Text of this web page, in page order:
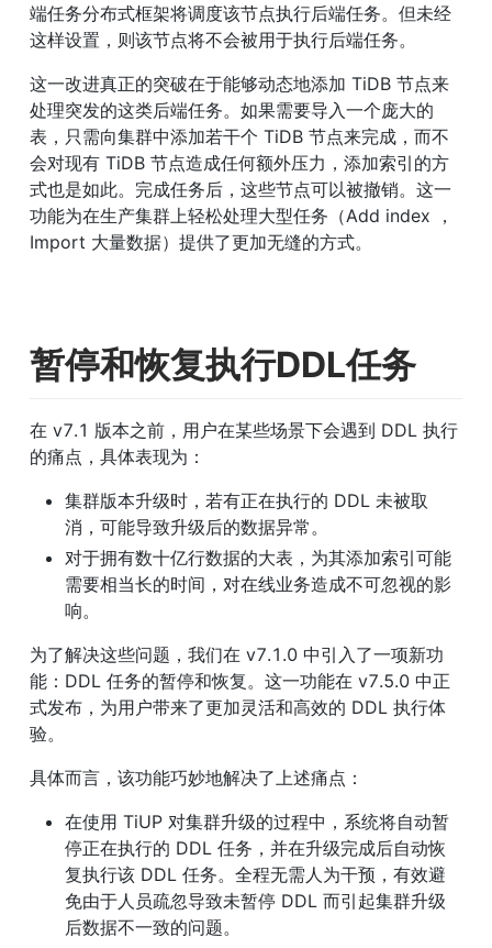
端任务分布式框架将调度该节点执行后端任务。但未经
这样设置，则该节点将不会被用于执行后端任务。
这一改进真正的突破在于能够动态地添加 TiDB 节点来
处理突发的这类后端任务。如果需要导入一个庞大的
表，只需向集群中添加若干个 TiDB 节点来完成，而不
会对现有 TiDB 节点造成任何额外压力，添加索引的方
式也是如此。完成任务后，这些节点可以被撤销。这一
功能为在生产集群上轻松处理大型任务（Add index ，
Import 大量数据）提供了更加无缝的方式。
暂停和恢复执行DDL任务
在 v7.1 版本之前，用户在某些场景下会遇到 DDL 执行
的痛点，具体表现为：
集群版本升级时，若有正在执行的 DDL 未被取
消，可能导致升级后的数据异常。
对于拥有数十亿行数据的大表，为其添加索引可能
需要相当长的时间，对在线业务造成不可忽视的影
响。
为了解决这些问题，我们在 v7.1.0 中引入了一项新功
能：DDL 任务的暂停和恢复。这一功能在 v7.5.0 中正
式发布，为用户带来了更加灵活和高效的 DDL 执行体
验。
具体而言，该功能巧妙地解决了上述痛点：
在使用 TiUP 对集群升级的过程中，系统将自动暂
停正在执行的 DDL 任务，并在升级完成后自动恢
复执行该 DDL 任务。全程无需人为干预，有效避
免由于人员疏忽导致未暂停 DDL 而引起集群升级
后数据不一致的问题。